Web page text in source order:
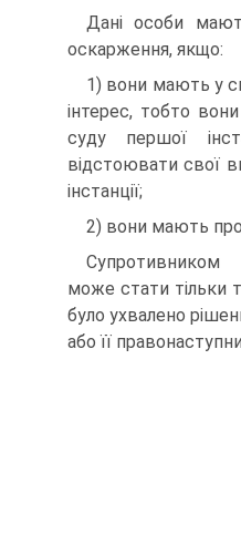
Дані особи
оскарження, якщо:
1) вони мають у
інтерес, тобто
суду першої
відстоювати свої
інстанції;
2) вони мають
Супротивником
може стати тільки
було ухвалено
або її